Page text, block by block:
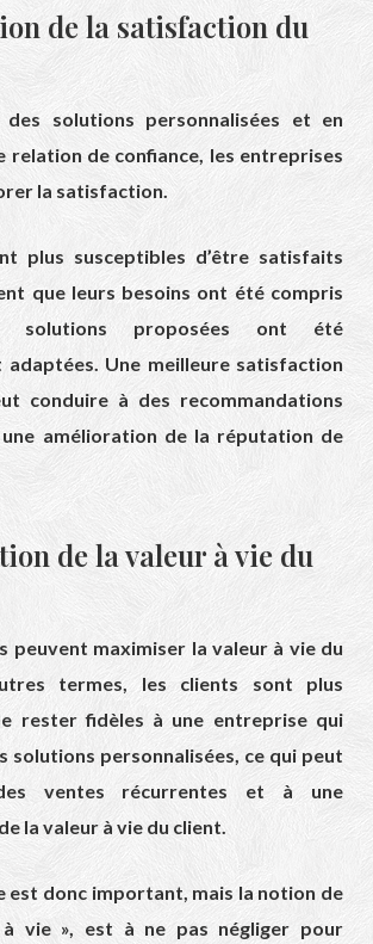
de la satisfaction du
solutions personnalisées et en
relation de confiance, les entreprises
la satisfaction.
plus susceptibles d’être satisfaits
que leurs besoins ont été compris
proposées ont été
adaptées. Une meilleure satisfaction
conduire à des recommandations
amélioration de la réputation de
de la valeur à vie du
peuvent maximiser la valeur à vie du
termes, les clients sont plus
rester fidèles à une entreprise qui
solutions personnalisées, ce qui peut
ventes récurrentes et à une
la valeur à vie du client.
est donc important, mais la notion de
à vie », est à ne pas négliger pour